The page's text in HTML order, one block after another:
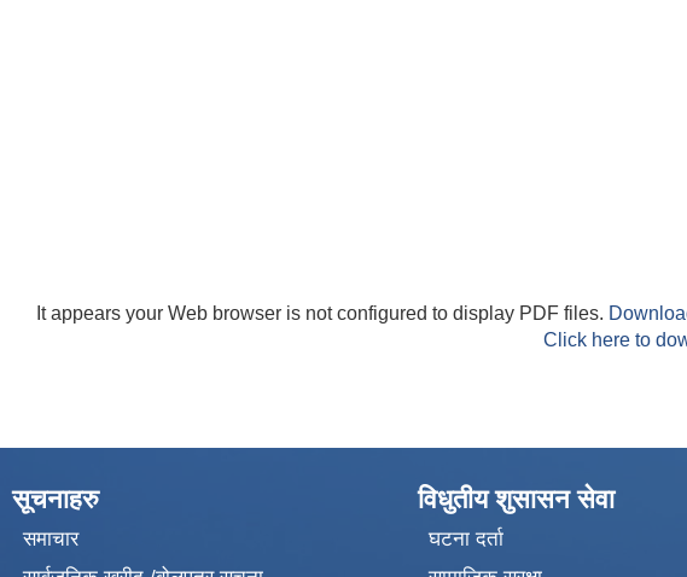
It appears your Web browser is not configured to display PDF files.
Click here to
सूचनाहरु
समाचार
विधुतीय शुसासन सेवा
घटना दर्ता